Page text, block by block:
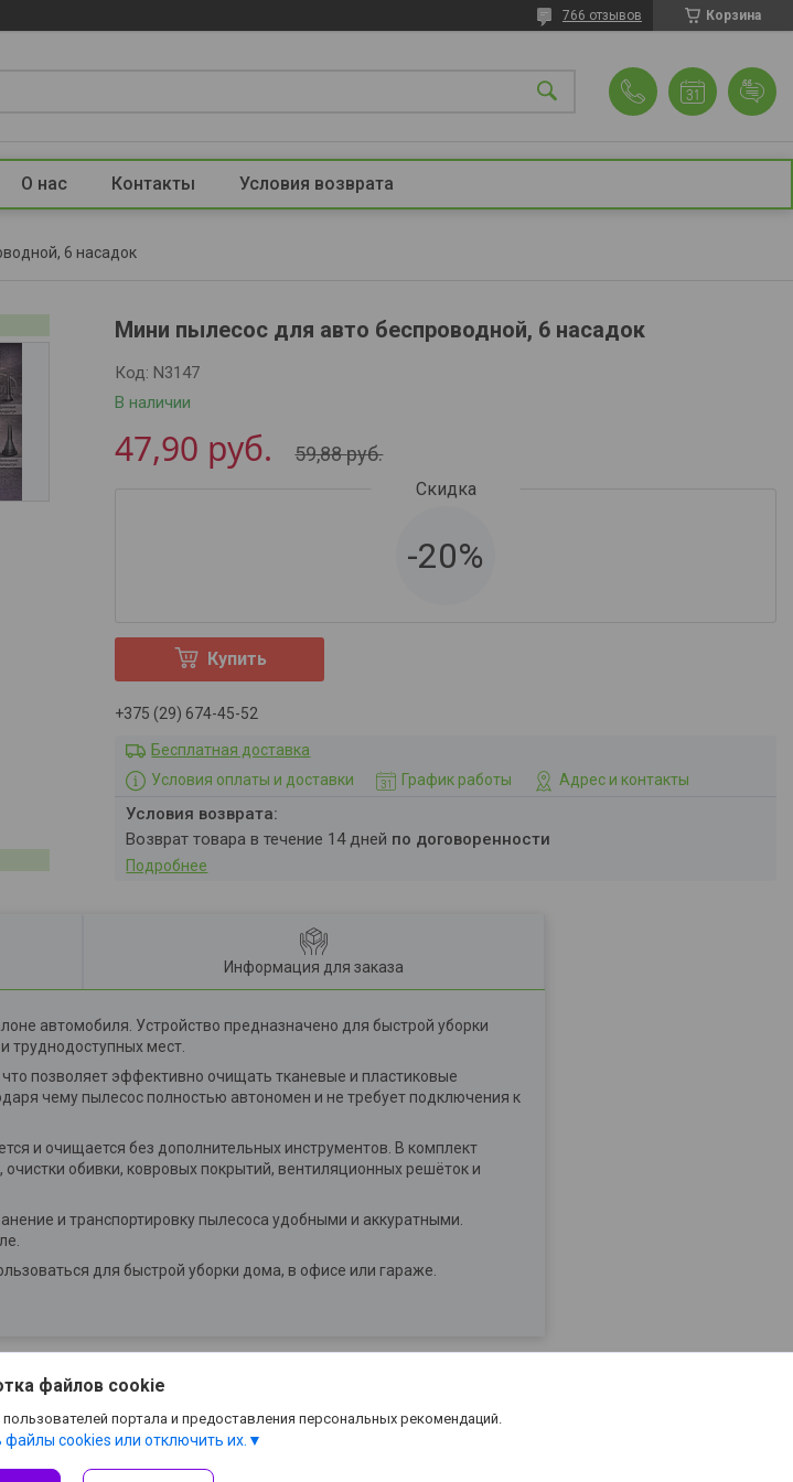
Корзина
766 отзывов
О нас Контакты Условия возврата
6 насадок
Мини пылесос для авто беспроводной, 6 насадок
В наличии
Код: N3147
59,88руб.
47,90 руб.
-20%
Купить
+375 (29) 674-45-52
Бесплатная доставка
Условия оплаты и доставки
График работы Адрес и контакты
возврат товара в течение 14 дней по договоренности
Подробнее
Информация для заказа
автомобиля. Устройство предназначено для быстрой уборки
труднодоступных мест.
что позволяет эффективно очищать тканевые и пластиковые
чему пылесос полностью автономен и не требует подключения к
и очищается без дополнительных инструментов. В комплект
обивки, ковровых покрытий, вентиляционных решёток и
и транспортировку пылесоса удобными и аккуратными.
для быстрой уборки дома, в офисе или гараже.
файлов cookie
портала и предоставления персональных рекомендаций.
cookies или отключить их.